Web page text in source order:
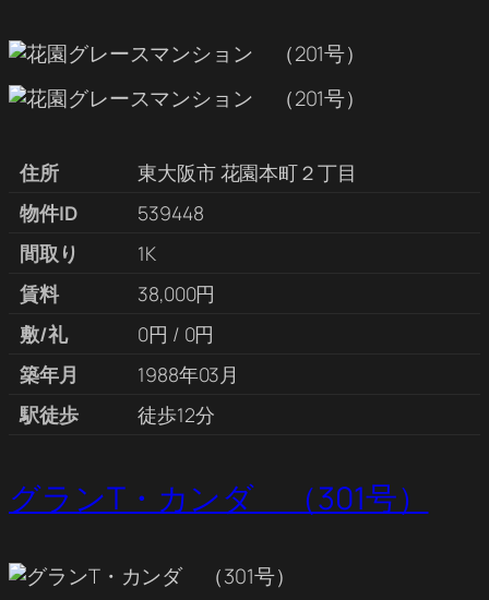
住所
東大阪市 花園本町２丁目
物件ID
539448
間取り
1K
賃料
38,000円
敷/礼
0円 / 0円
築年月
1988年03月
駅徒歩
徒歩12分
グランT・カンダ （301号）